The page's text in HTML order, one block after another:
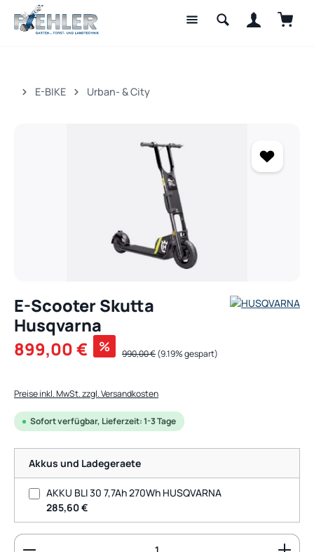
Zum Hauptinhalt springen
E-BIKE Urban- & City
E-Scooter Skutta
Husqvarna
Verkaufspreis:
899,00 € % Regulärer Preis:
990,00 €(9.19% gespart)
Preise inkl. MwSt. zzgl. Versandkosten
Sofort verfügbar, Lieferzeit: 1-3 Tage
Akkus und Ladegeraete
AKKU BLI 30 7,7Ah 270Wh HUSQVARNA
285,60 €
Produkt Anzahl: Gib den gewünschten Wert ein